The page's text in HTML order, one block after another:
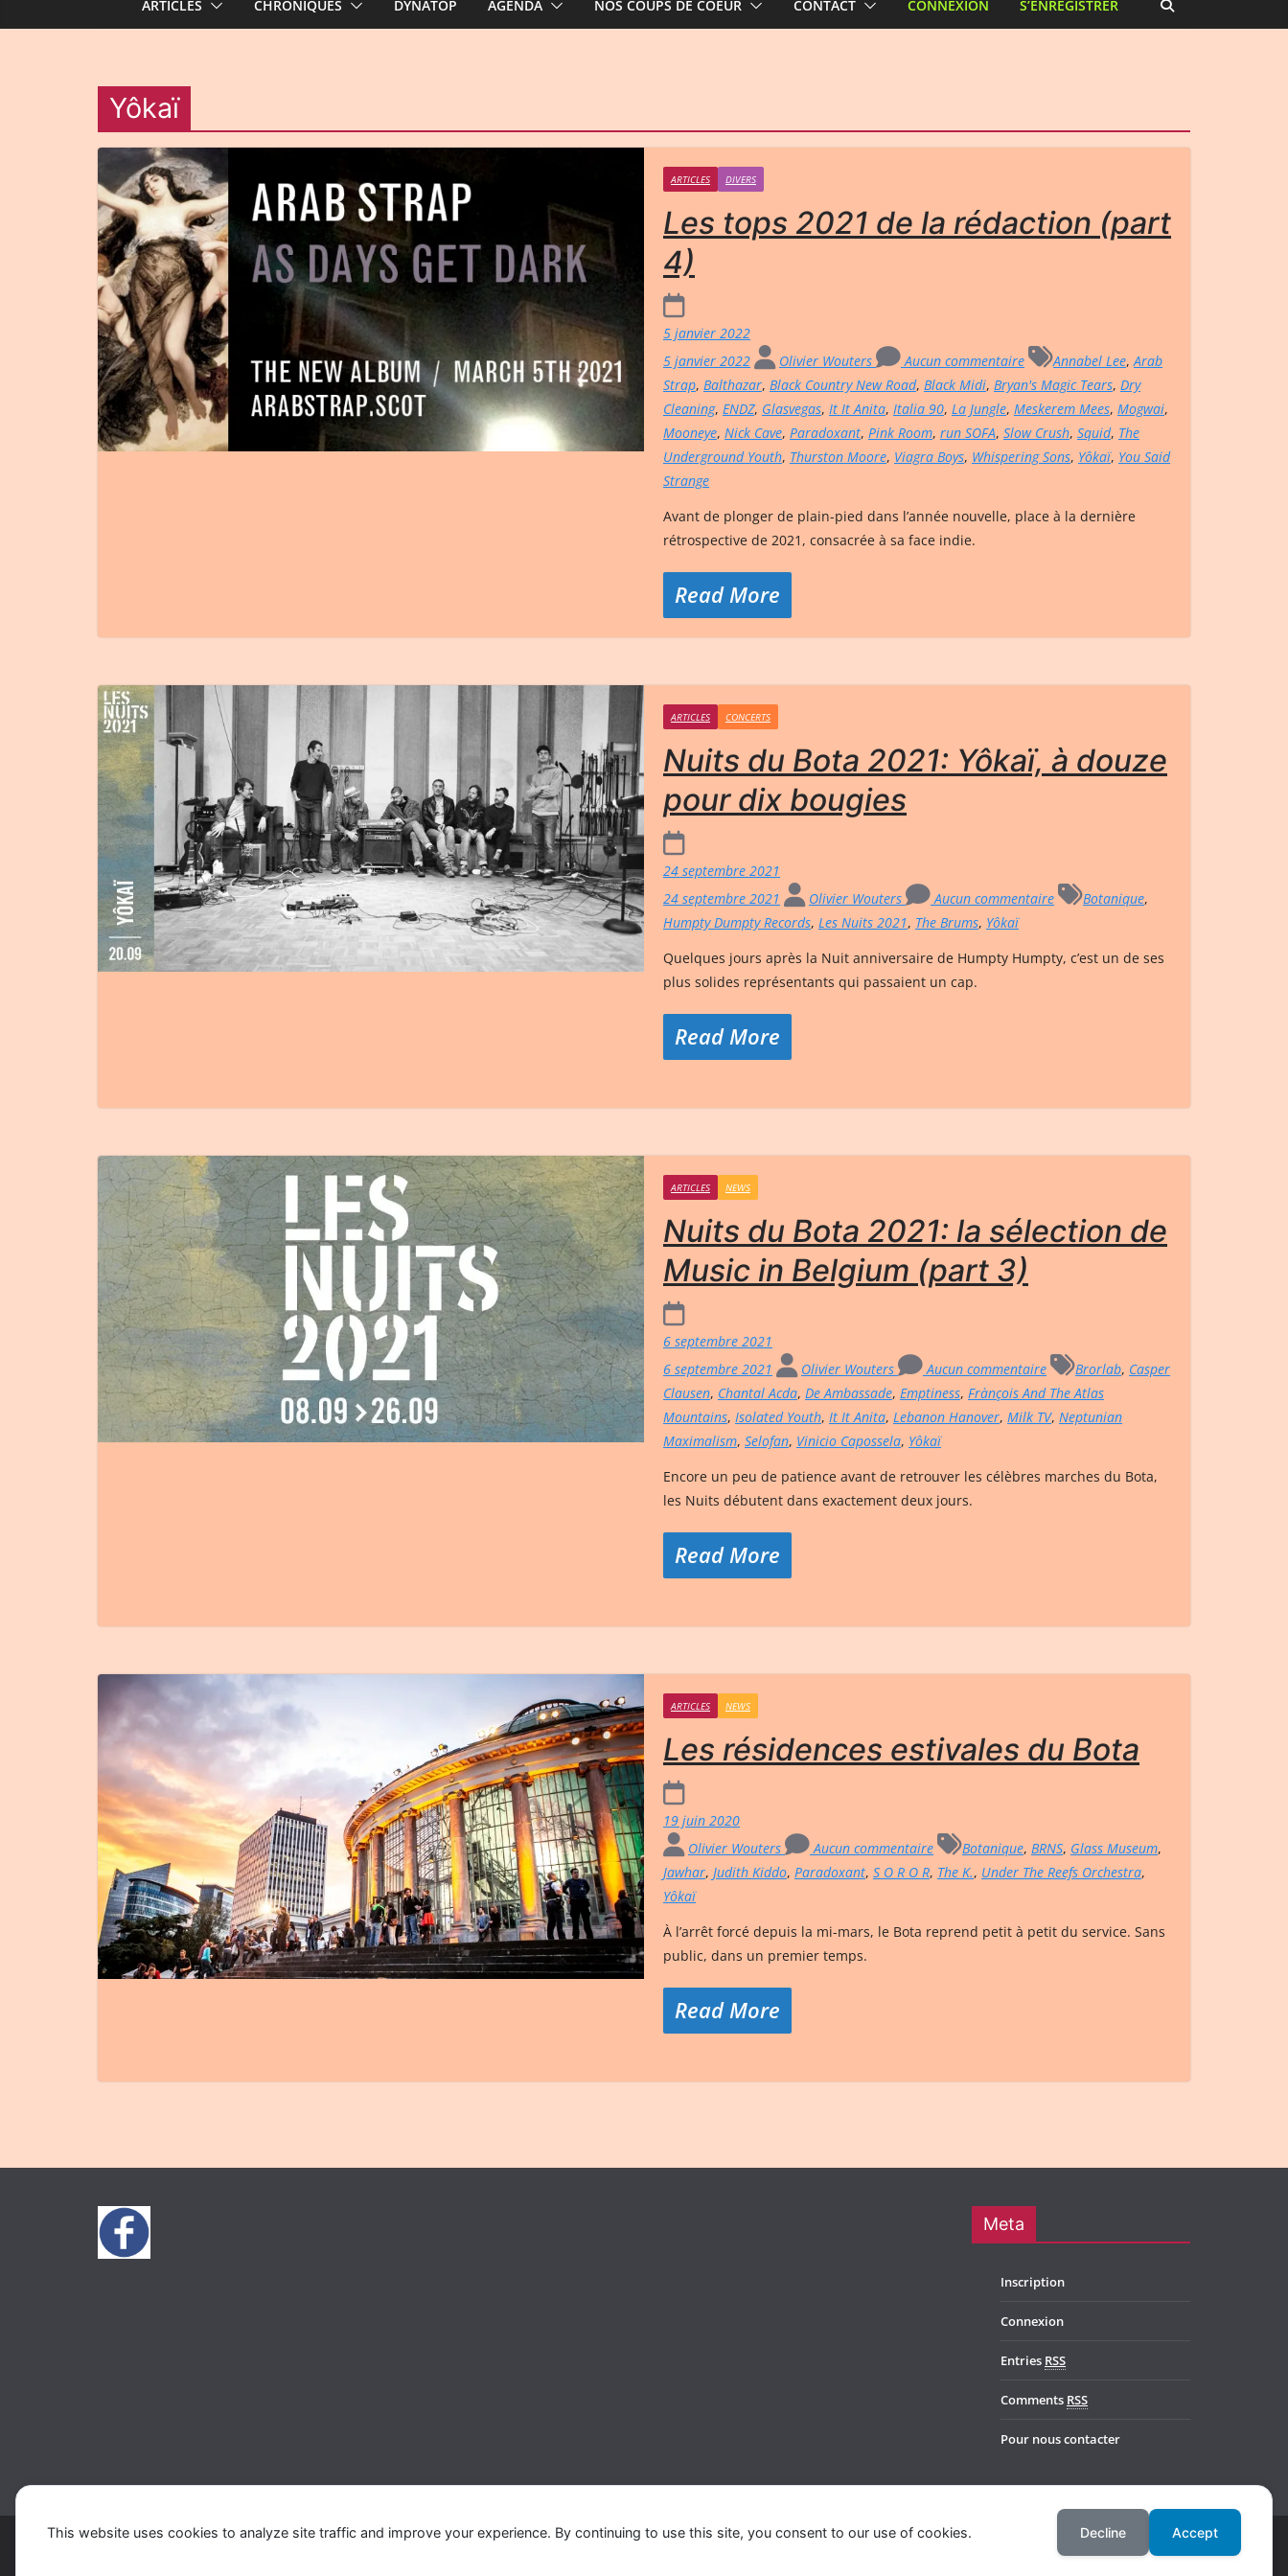
ARTICLES CHRONIQUES DYNATOP AGENDA NOS COUPS DE COEUR CONTACT CONNEXION S’ENREGISTRER
Yôkaï
ARTICLES DIVERS
Les tops 2021 de la rédaction (part
4)
5 janvier 2022
5 janvier 2022
Olivier Wouters Aucun commentaire Annabel Lee,Arab
Strap, Balthazar, Black Country New Road, Black Midi, Bryan's Magic Tears, Dry
Cleaning, ENDZ, Glasvegas, It It Anita, Italia 90, La Jungle, Meskerem Mees, Mogwai,
Mooneye, Nick Cave, Paradoxant, Pink Room, run SOFA, Slow Crush, Squid, The
Underground Youth, Thurston Moore, Viagra Boys, Whispering Sons, Yôkaï, You Said
Strange
Avant de plonger de plain-pied dans l’année nouvelle, place à la dernière
rétrospective de 2021, consacrée à sa face indie.
Read More
ARTICLES CONCERTS
Nuits du Bota 2021: Yôkaï, à douze
pour dix bougies
24 septembre 2021
24 septembre 2021
Olivier Wouters Aucun commentaire Botanique,
Humpty Dumpty Records, Les Nuits 2021, The Brums, Yôkaï
Quelques jours après la Nuit anniversaire de Humpty Humpty, c’est un de ses
plus solides représentants qui passaient un cap.
Read More
ARTICLES NEWS
Nuits du Bota 2021: la sélection de
Music in Belgium (part 3)
6 septembre 2021
6 septembre 2021
Olivier Wouters Aucun commentaire Brorlab, Casper
Clausen, Chantal Acda, De Ambassade, Emptiness, Frànçois And The Atlas
Mountains, Isolated Youth, It It Anita, Lebanon Hanover, Milk TV, Neptunian
Maximalism, Selofan, Vinicio Capossela, Yôkaï
Encore un peu de patience avant de retrouver les célèbres marches du Bota,
les Nuits débutent dans exactement deux jours.
Read More
ARTICLES NEWS
Les résidences estivales du Bota
19 juin 2020
Olivier Wouters
Aucun commentaire Botanique, BRNS, Glass Museum,
Jawhar, Judith Kiddo, Paradoxant, S O R O R, The K., Under The Reefs Orchestra,
Yôkaï
À l’arrêt forcé depuis la mi-mars, le Bota reprend petit à petit du service. Sans
public, dans un premier temps.
Read More
Meta
Inscription
Connexion
Entries RSS
Comments RSS
Pour nous contacter
This website uses cookies to analyze site traffic and improve your experience. By continuing to use this site, you consent to our use of cookies. Decline Accept